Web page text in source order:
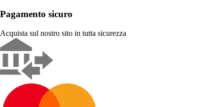
Pagamento sicuro
Acquista sul nostro sito in tutta sicurezza